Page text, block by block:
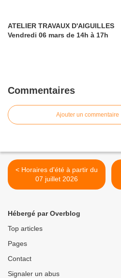
ATELIER TRAVAUX D'AIGUILLES
Vendredi 06 mars de 14h à 17h
Commentaires
Ajouter un commentaire
< Horaires d'été à partir du
07 juillet 2026
Hébergé par Overblog
Top articles
Pages
Contact
Signaler un abus